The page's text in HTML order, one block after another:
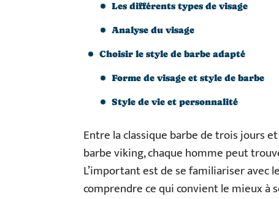
Les différents types de visage
Analyse du visage
Choisir le style de barbe adapté
Forme de visage et style de barbe
Style de vie et personnalité
Entre la classique barbe de trois jours
barbe viking, chaque homme peut
L’important est de se familiariser
comprendre ce qui convient le mieux à